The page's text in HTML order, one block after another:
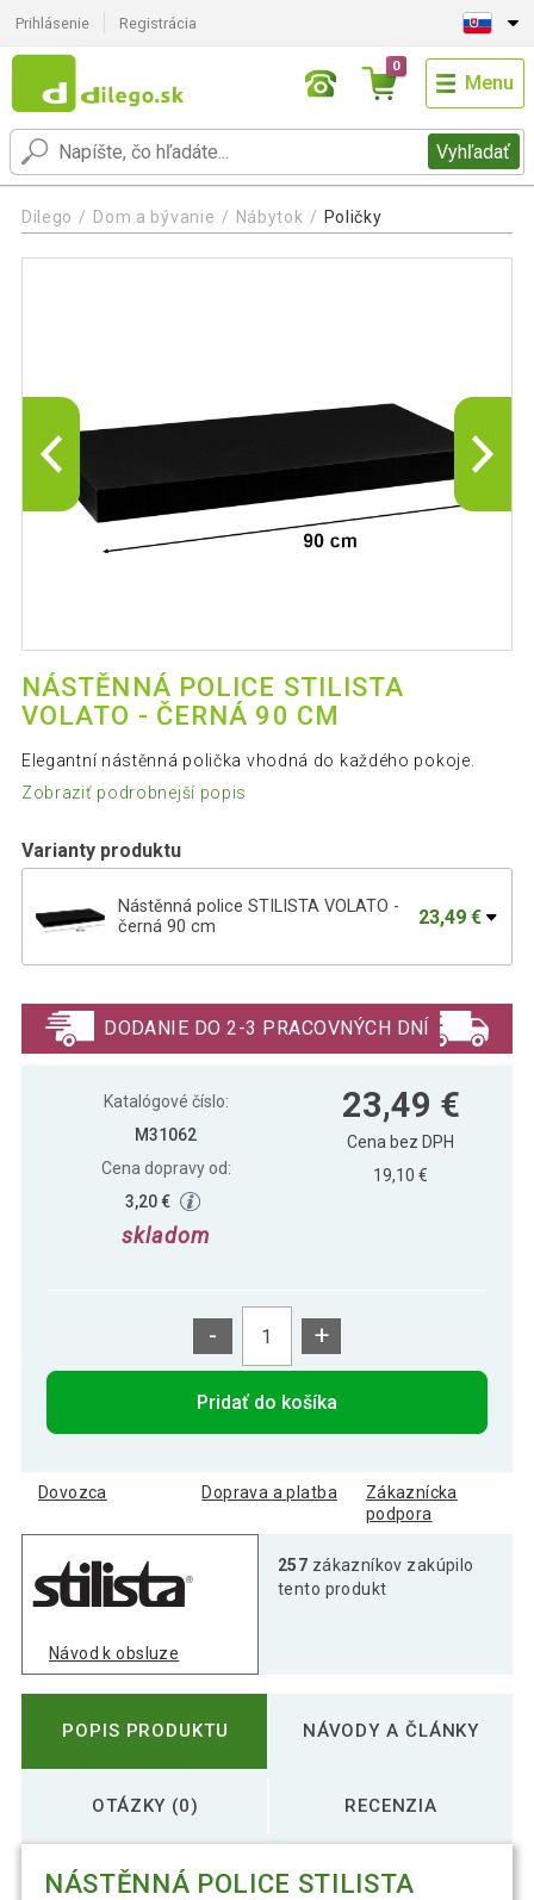
Prihlásenie Registrácia
Vyhľadať
0
Menu
Dilego Dom a bývanie Nábytok Poličky
NÁSTĚNNÁ POLICE STILISTA
VOLATO - ČERNÁ 90 CM
Elegantní nástěnná polička vhodná do každého pokoje.
Zobraziť podrobnejší popis
Varianty produktu
Nástěnná police STILISTA VOLATO -
černá 90 cm
23,49 €
černá 110 cm
černá 50 cm
13,79 €
Nástěnná police STILISTA VOLATO -
černá 70 cm
DODANIE DO 2-3 PRACOVNÝCH DNÍ
Katalógové číslo:
M31062
Cena dopravy od:
3,20 €
skladom
23,49 €
Cena bez DPH
19,10 €
- +
Pridať do košíka
Dovozca Doprava a platba
Zákaznícka
podpora
Návod k obsluze
257 zákazníkov zakúpilo
tento produkt
POPIS PRODUKTU NÁVODY A ČLÁNKY
OTÁZKY (0) RECENZIA
NÁSTĚNNÁ POLICE STILISTA